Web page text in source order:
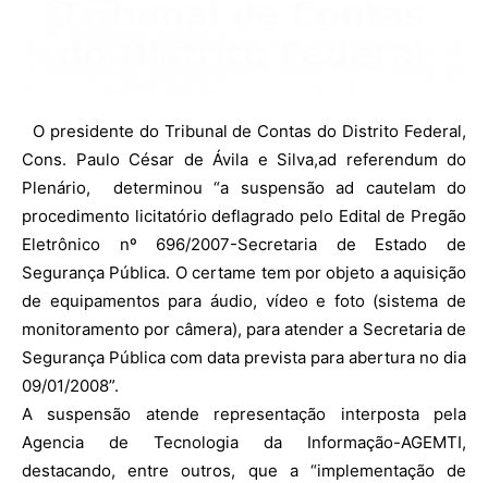
O presidente do Tribunal de Contas do Distrito Federal,
Cons. Paulo César de Ávila e Silva,ad referendum do
Plenário, determinou “a suspensão ad cautelam do
procedimento licitatório deflagrado pelo Edital de Pregão
Eletrônico nº 696/2007-Secretaria de Estado de
Segurança Pública. O certame tem por objeto a aquisição
de equipamentos para áudio, vídeo e foto (sistema de
monitoramento por câmera), para atender a Secretaria de
Segurança Pública com data prevista para abertura no dia
09/01/2008”.
A suspensão atende representação interposta pela
Agencia de Tecnologia da Informação-AGEMTI,
destacando, entre outros, que a “implementação de